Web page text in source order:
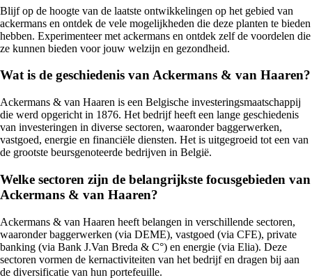
Blijf op de hoogte van de laatste ontwikkelingen op het gebied van
ackermans en ontdek de vele mogelijkheden die deze planten te bieden
hebben. Experimenteer met ackermans en ontdek zelf de voordelen die
ze kunnen bieden voor jouw welzijn en gezondheid.
Wat is de geschiedenis van Ackermans & van Haaren?
Ackermans & van Haaren is een Belgische investeringsmaatschappij
die werd opgericht in 1876. Het bedrijf heeft een lange geschiedenis
van investeringen in diverse sectoren, waaronder baggerwerken,
vastgoed, energie en financiële diensten. Het is uitgegroeid tot een van
de grootste beursgenoteerde bedrijven in België.
Welke sectoren zijn de belangrijkste focusgebieden van
Ackermans & van Haaren?
Ackermans & van Haaren heeft belangen in verschillende sectoren,
waaronder baggerwerken (via DEME), vastgoed (via CFE), private
banking (via Bank J.Van Breda & C°) en energie (via Elia). Deze
sectoren vormen de kernactiviteiten van het bedrijf en dragen bij aan
de diversificatie van hun portefeuille.